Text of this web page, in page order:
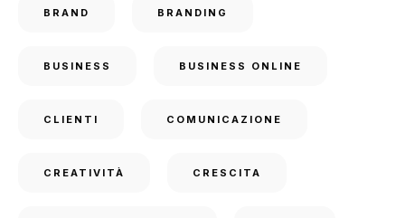
BRAND BRANDING
BUSINESS BUSINESS ONLINE
CLIENTI COMUNICAZIONE
CREATIVITÀ CRESCITA